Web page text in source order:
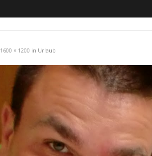
1600 × 1200 in Urlaub